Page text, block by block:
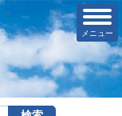
メニュー